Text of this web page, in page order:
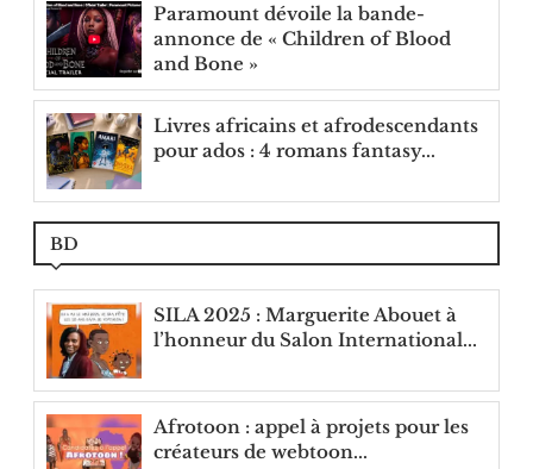
Paramount dévoile la bande-
annonce de « Children of Blood
and Bone »
Livres africains et afrodescendants
pour ados : 4 romans fantasy...
BD
SILA 2025 : Marguerite Abouet à
l’honneur du Salon International...
Afrotoon : appel à projets pour les
créateurs de webtoon...